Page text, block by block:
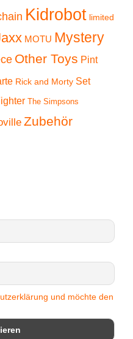
Kidrobot limited
MOTU Mystery
Other Toys Pint
Rick and Morty Set
The Simpsons
Zubehör
und möchte den